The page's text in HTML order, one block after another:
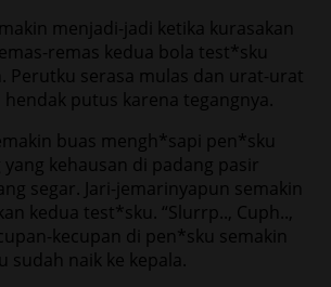
menjadi-jadi ketika kurasakan
remas kedua bola test*sku
Perutku serasa mulas dan urat-urat
putus karena tegangnya.
buas mengh*sapi pen*sku
kehausan di padang pasir
segar. Jari-jemarinyapun semakin
kedua test*sku. “Slurrp.., Cuph..,
kecupan di pen*sku semakin
sudah naik ke kepala.